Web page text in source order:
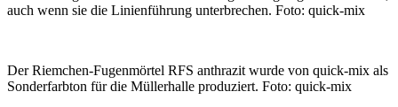
auch wenn sie die Linienführung unterbrechen. Foto: quick-mix
Der Riemchen-Fugenmörtel RFS anthrazit wurde von quick-mix als
Sonderfarbton für die Müllerhalle produziert. Foto: quick-mix